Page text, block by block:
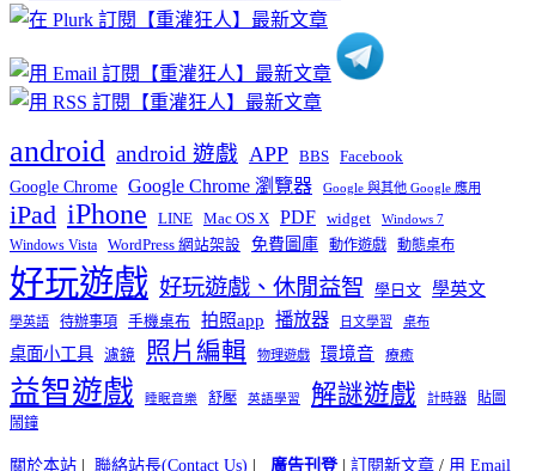
類
android android 遊戲 APP BBS Facebook
Google Chrome Google Chrome 瀏覽器 Google 與其他 Google 應用
iPad iPhone LINE Mac OS X PDF widget Windows 7
Windows Vista WordPress 網站架設 免費圖庫 動作遊戲 動態桌布
好玩遊戲 好玩遊戲、休閒益智 學日文 學英文
學英語 待辦事項 手機桌布 拍照app 播放器 日文學習 桌布
桌面小工具 濾鏡 照片編輯 物理遊戲 環境音 療癒
益智遊戲 睡眠音樂 舒壓 英語學習 解謎遊戲 計時器
貼圖
鬧鐘
關於本站 | 聯絡站長(Contact Us) | 廣告刊登| 訂閱新文章 / 用 Email